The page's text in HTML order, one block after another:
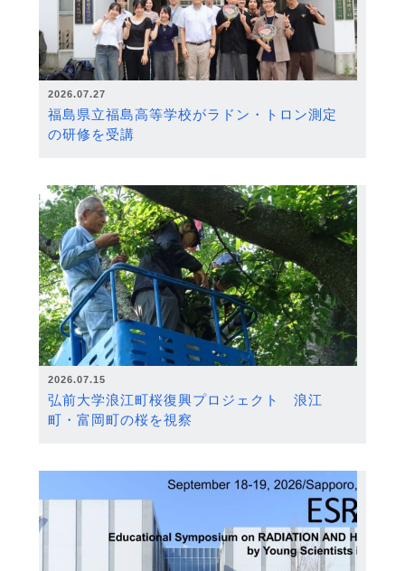
2026.07.27
福島県立福島高等学校がラドン・トロン測定
の研修を受講
2026.07.15
弘前大学浪江町桜復興プロジェクト 浪江
町・富岡町の桜を視察